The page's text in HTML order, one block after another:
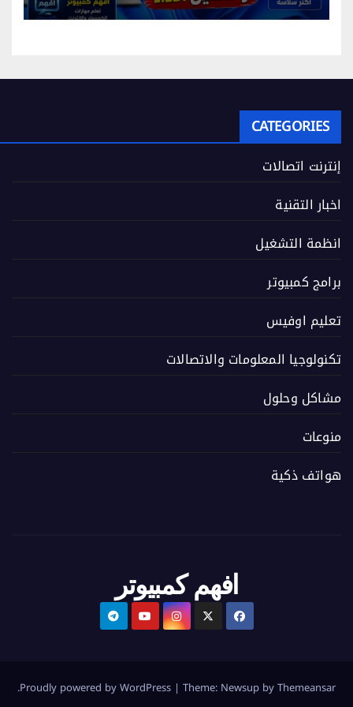
CATEGORIES
إنترنت اتصالات
اخبار التقنية
انظمة التشغيل
برامج كمبيوتر
تعليم اوفيس
تكنولوجيا المعلومات والاتصالات
مشاكل وحلول
منوعات
هواتف ذكية
افهم كمبيوتر
Proudly powered by WordPress | Theme: Newsup byThemeansar
.